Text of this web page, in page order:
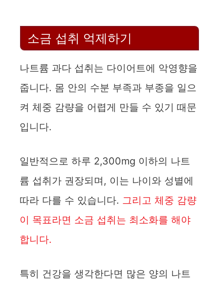
소금 섭취 억제하기
나트륨 과다 섭취는 다이어트에 악영향을
줍니다. 몸 안의 수분 부족과 부종을 일으
켜 체중 감량을 어렵게 만들 수 있기 때문
입니다.
일반적으로 하루 2,300mg 이하의 나트
륨 섭취가 권장되며, 이는 나이와 성별에
따라 다를 수 있습니다. 그리고 체중 감량
이 목표라면 소금 섭취는 최소화를 해야
합니다.
특히 건강을 생각한다면 많은 양의 나트